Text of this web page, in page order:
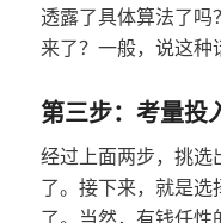
透露了具体算法了
来了？一般，说这种
第三步：考量投
经过上面两步，挑选
了。接下来，就是